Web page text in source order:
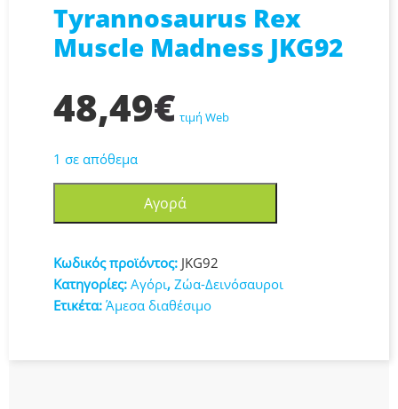
Tyrannosaurus Rex
Muscle Madness JKG92
48,49€ τιμή Web
1 σε απόθεμα
Survival
-
Tyrannosaurus
Madness
Αγορά
Κωδικός προϊόντος: JKG92
Κατηγορίες: Αγόρι, Ζώα-Δεινόσαυροι
Ετικέτα: Άμεσα διαθέσιμο